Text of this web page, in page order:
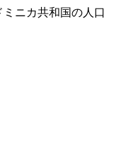
ニカ共和国の人口